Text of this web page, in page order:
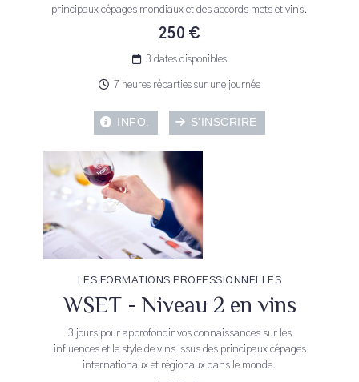
principaux cépages mondiaux et des accords mets et vins.
250 €
3 dates disponibles
7 heures réparties sur une journée
INFO. S'INSCRIRE
LES FORMATIONS PROFESSIONNELLES
WSET - Niveau 2 en vins
3 jours pour approfondir vos connaissances sur les
influences et le style de vins issus des principaux cépages
internationaux et régionaux dans le monde.